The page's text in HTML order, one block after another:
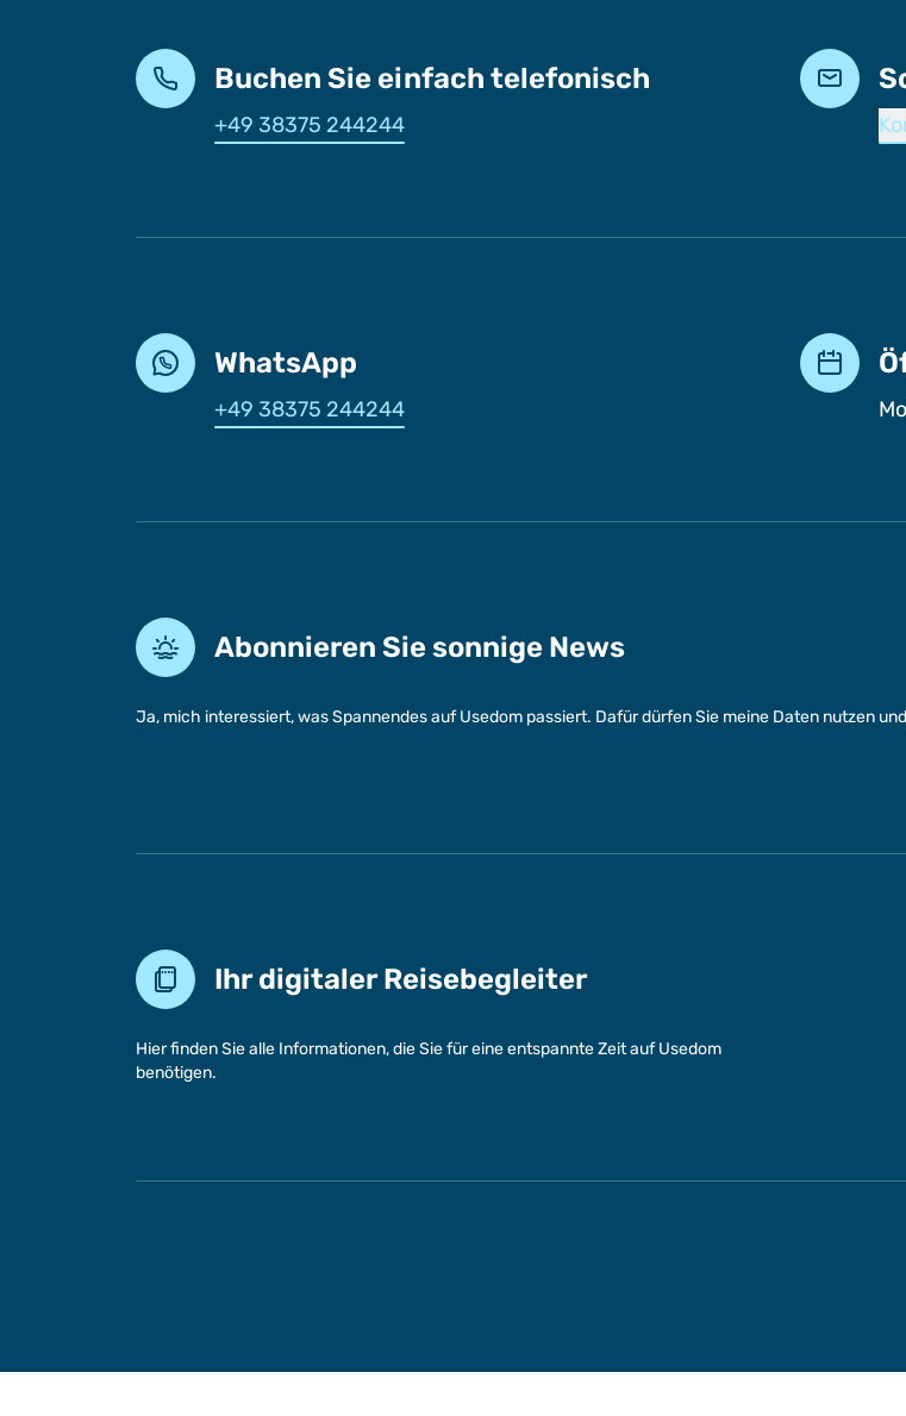
Buchen Sie einfach telefonisch
+49 38375 244244
WhatsApp
+49 38375 244244
Abonnieren Sie sonnige News
Ja, mich interessiert, was Spannendes auf Usedom passiert. Dafür dürfen Sie meine Daten nutzen
Ihr digitaler Reisebegleiter
Hier finden Sie alle Informationen, die Sie für eine entspannte Zeit auf Usedom
benötigen.